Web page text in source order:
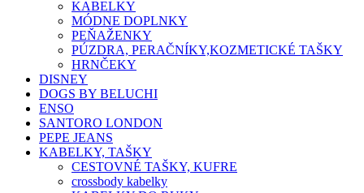
KABELKY
MÓDNE DOPLNKY
PEŇAŽENKY
PÚZDRA, PERAČNÍKY,KOZMETICKÉ TAŠKY
HRNČEKY
DISNEY
DOGS BY BELUCHI
ENSO
SANTORO LONDON
PEPE JEANS
KABELKY, TAŠKY
CESTOVNÉ TAŠKY, KUFRE
crossbody kabelky